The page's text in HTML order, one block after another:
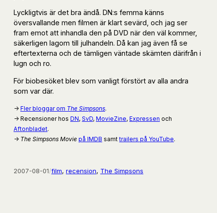
Lyckligtvis är det bra ändå. DN:s femma känns
översvallande men filmen är klart sevärd, och jag ser
fram emot att inhandla den på DVD när den väl kommer,
säkerligen lagom till julhandeln. Då kan jag även få se
eftertexterna och de tämligen väntade skämten därifrån i
lugn och ro.
För biobesöket blev som vanligt förstört av alla andra
som var där.
→ Fler bloggar om The Simpsons.
→ Recensioner hos DN, SvD, MovieZine, Expressen och
Aftonbladet.
→ The Simpsons Movie på IMDB samttrailers på YouTube.
2007-08-01/film, recension, The Simpsons